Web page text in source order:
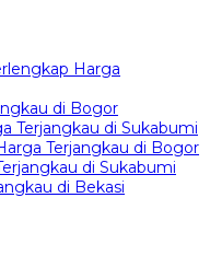
Harga
di Bogor
Terjangkau di Sukabumi
Terjangkau di Bogor
di Sukabumi
di Bekasi